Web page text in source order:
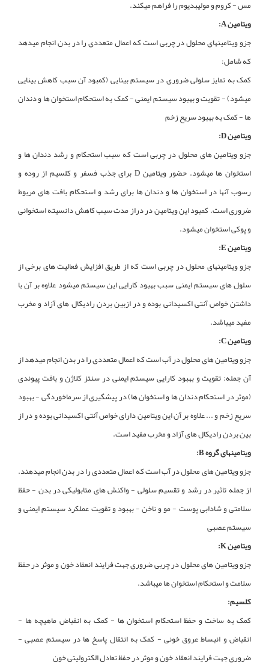
مس - کروم و مولیبدیوم را فراهم میکند.
ویتامین A:
جزو ویتامینهای محلول در چربی است که اعمال متعددی را در بدن انجام میدهد
که شامل:
کمک به تمایز سلولی ضروری در سیستم بینایی (کمبود آن سبب کاهش بینایی
میشود) - تقویت و بهبود سیستم ایمنی - کمک به استحکام استخوان ها و دندان
ها - کمک به بهبود سریع زخم
ویتامین D:
جزو ویتامین های محلول در چربی است که سبب استحکام و رشد دندان ها و
استخوان ها میشود. حضور ویتامین D برای جذب فسفر و کلسیم از روده و
رسوب آنها در استخوان ها و دندان ها برای رشد و استحکام بافت های مربوط
ضروری است. کمبود این ویتامین در دراز مدت سبب کاهش دانسیته استخوانی
و پوکی استخوان میشود.
ویتامین E:
جزو ویتامینهای محلول در چربی است که از طریق افزایش فعالیت های برخی از
سلول های سیستم ایمنی سبب بهبود کارایی این سیستم میشود علاوه بر آن با
داشتن خواص آنتی اکسیدانی بوده و در ازبین بردن رادیکال های آزاد و مخرب
مفید میباشد.
ویتامین C:
جزو ویتامین های محلول در آب است که اعمال متعددی را در بدن انجام میدهد از
آن جمله: تقویت و بهبود کارایی سیستم ایمنی در سنتز کلاژن و بافت پیوندی
(موثر در استحکام دندان ها و استخوان ها) در پیشگیری از سرماخوردگی - بهبود
سریع زخم و ... علاوه بر آن این ویتامین دارای خواص آنتی اکسیدانی بوده و در از
بین بردن رادیکال های آزاد و مخرب مفید است.
ویتامینهای گروه B:
جزو ویتامین های محلول در آب است که اعمال متعددی را در بدن انجام میدهند.
از جمله تاثیر در رشد و تقسیم سلولی - واکنش های متابولیکی در بدن - حفظ
سلامتی و شادابی پوست - مو و ناخن - بهبود و تقویت عملکرد سیستم ایمنی و
سیستم عصبی
ویتامین K:
جزو ویتامین های محلول در چربی ضروری جهت فرایند انعقاد خون و موثر در حفظ
سلامت و استحکام استخوان ها میباشد.
کلسیم:
کمک به ساخت و حفظ استحکام استخوان ها - کمک به انقباض ماهیچه ها -
انقباض و انبساط عروق خونی - کمک به انتقال پاسخ ها در سیستم عصبی -
ضروری جهت فرایند انعقاد خون و موثر در حفظ تعادل الکترولیتی خون